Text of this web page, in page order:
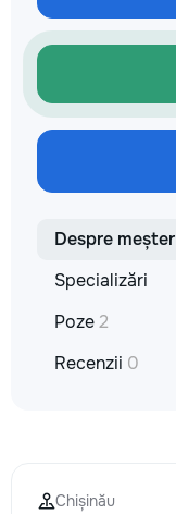
Despre meșter
Specializări
Poze2
Recenzii 0
Chișinău